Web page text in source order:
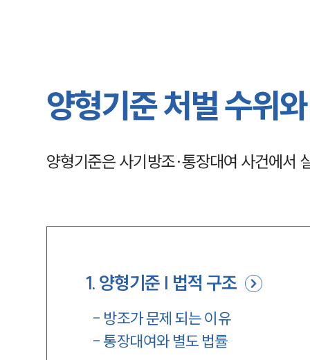
양형기준 처벌 수위
양형기준은 사기방조·통장대여 사건에서
1. 양형기준 | 법적 구조
- 방조가 문제 되는 이유
- 통장대여와 별도 법률